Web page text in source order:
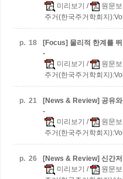
미리보기 / 원문보
주거(한국주거학회지
p. 18
[Focus] 물리적 한계를
-
미리보기 / 원문보
주거(한국주거학회지
p. 21
[News & Review] 공유
-
미리보기 / 원문보
주거(한국주거학회지
p. 26
[News & Review] 신간
미리보기 / 원문보